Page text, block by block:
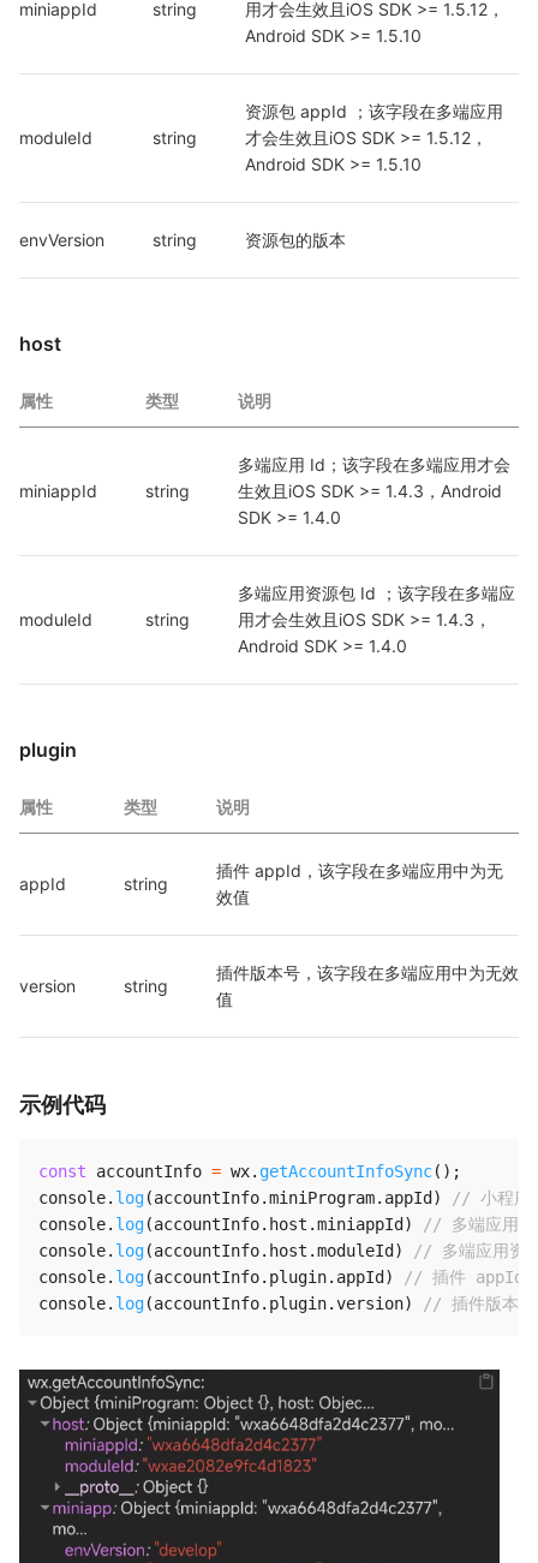
miniappId string
用才会生效且iOS SDK >= 1.5.12，
Android SDK >= 1.5.10
moduleId string
资源包 appId ；该字段在多端应用
才会生效且iOS SDK >= 1.5.12，
Android SDK >= 1.5.10
envVersion string 资源包的版本
host
属性 类型 说明
miniappId string
多端应用 Id；该字段在多端应用才会
生效且iOS SDK >= 1.4.3，Android
SDK >= 1.4.0
moduleId string
多端应用资源包 Id ；该字段在多端应
用才会生效且iOS SDK >= 1.4.3，
Android SDK >= 1.4.0
plugin
属性 类型 说明
appId string
插件 appId，该字段在多端应用中为无
效值
version string
插件版本号，该字段在多端应用中为无效
值
示例代码
const accountInfo = wx. getAccountInfoSync( ) ;
console. log(accountInfo.miniProgram. appId )
// 小程序
console. log(accountInfo. host .miniappId )
// 多端应用
console. log(accountInfo. host .moduleId )
// 多端应用资
console. log(accountInfo. plugin. appId )
// 插件 appId
console. log(accountInfo. plugin.version) // 插件版本